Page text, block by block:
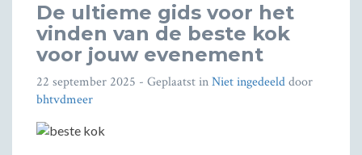
De ultieme gids voor het
vinden van de beste kok
voor jouw evenement
22 september 2025 - Geplaatst inNiet ingedeelddoor
bhtvdmeer